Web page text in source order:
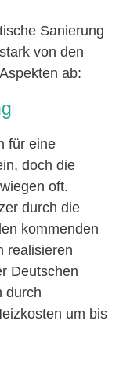
Sanierung
von den
ab:
für eine
doch die
oft.
durch die
kommenden
realisieren
Deutschen
durch
um bis